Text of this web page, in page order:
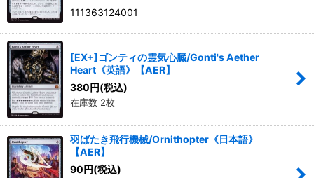
111363124001
[EX+]ゴンティの霊気心臓/Gonti's Aether
Heart《英語》【AER】
380円(税込)
在庫数 2枚
羽ばたき飛行機械/Ornithopter《日本語》
【AER】
90円(税込)